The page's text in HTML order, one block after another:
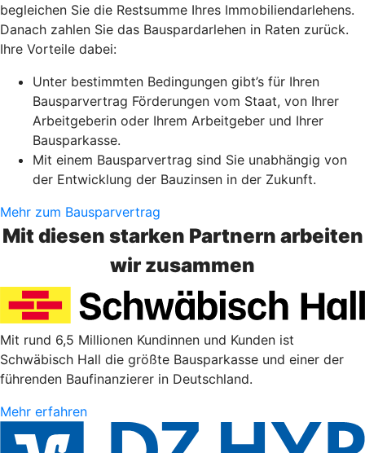
begleichen Sie die Restsumme Ihres Immobiliendarlehens.
Danach zahlen Sie das Bauspardarlehen in Raten zurück.
Ihre Vorteile dabei:
Unter bestimmten Bedingungen gibt’s für Ihren
Bausparvertrag Förderungen vom Staat, von Ihrer
Arbeitgeberin oder Ihrem Arbeitgeber und Ihrer
Bausparkasse.
Mit einem Bausparvertrag sind Sie unabhängig von
der Entwicklung der Bauzinsen in der Zukunft.
Mehr zum Bausparvertrag
Mit diesen starken Partnern arbeiten
wir zusammen
Mit rund 6,5 Millionen Kundinnen und Kunden ist
Schwäbisch Hall die größte Bausparkasse und einer der
führenden Baufinanzierer in Deutschland.
Mehr erfahren